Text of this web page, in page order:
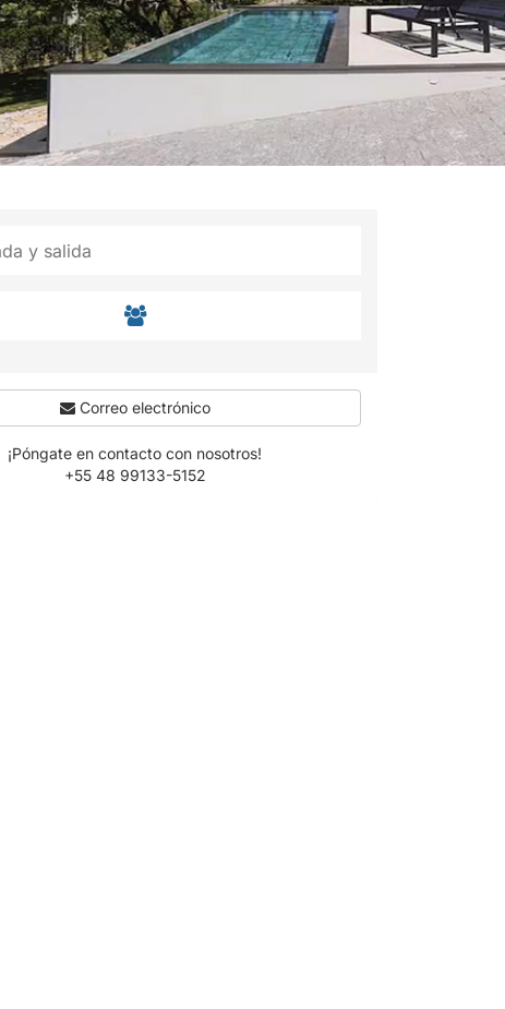
Correo electrónico
¡Póngate en contacto con nosotros!
+55 48 99133-5152